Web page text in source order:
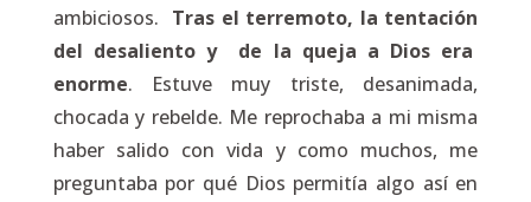
ambiciosos. Tras el terremoto, la tentación
del desaliento y de la queja a Dios era
enorme. Estuve muy triste, desanimada,
chocada y rebelde. Me reprochaba a mi misma
haber salido con vida y como muchos, me
preguntaba por qué Dios permitía algo así en